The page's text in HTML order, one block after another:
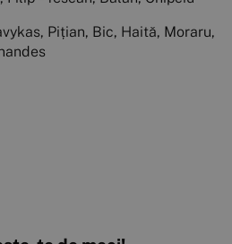
Pițian, Bic, Haită, Moraru,